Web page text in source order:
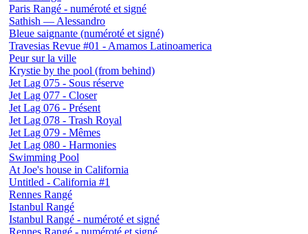
Paris Rangé - numéroté et signé
Sathish — Alessandro
Bleue saignante (numéroté et signé)
Travesias Revue #01 - Amamos Latinoamerica
Peur sur la ville
Krystie by the pool (from behind)
Jet Lag 075 - Sous réserve
Jet Lag 077 - Closer
Jet Lag 076 - Présent
Jet Lag 078 - Trash Royal
Jet Lag 079 - Mêmes
Jet Lag 080 - Harmonies
Swimming Pool
At Joe's house in California
Untitled - California #1
Rennes Rangé
Istanbul Rangé
Istanbul Rangé - numéroté et signé